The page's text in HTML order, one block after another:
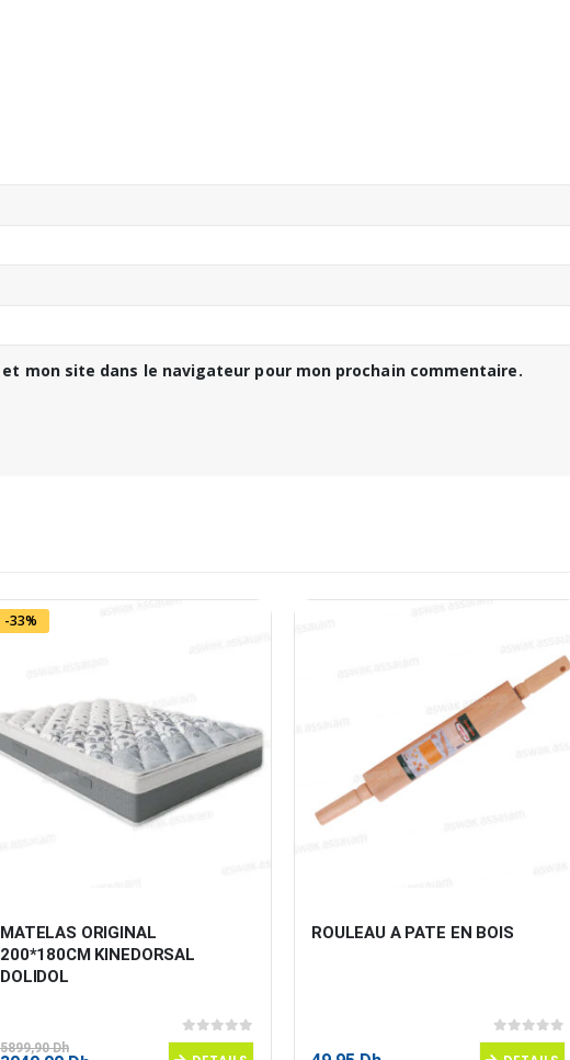
mon site dans le navigateur pour mon prochain commentaire.
-33%
MATELAS ORIGINAL
200*180CM KINEDORSAL
DOLIDOL
0sur 5
5899,90Dh
ROULEAU A PATE EN BOIS
0sur 5